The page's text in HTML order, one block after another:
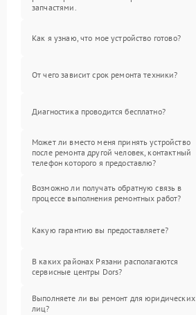
запчастями.
Как я узнаю, что мое устройство готово?
От чего зависит срок ремонта техники?
Диагностика проводится бесплатно?
Может ли вместо меня принять устройство
после ремонта другой человек, контактный
телефон которого я предоставлю?
Возможно ли получать обратную связь в
процессе выполнения ремонтных работ?
Какую гарантию вы предоставляете?
В каких районах Рязани располагаются
сервисные центры Dors?
Выполняете ли вы ремонт для юридических
лиц?